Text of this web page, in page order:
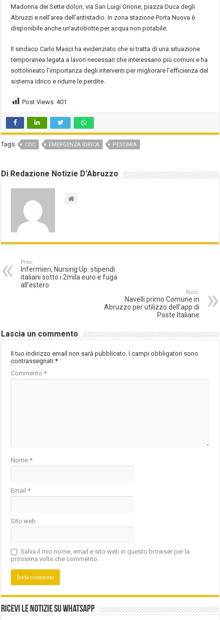
Madonna dei Sette dolori, via San Luigi Orione, piazza Duca degli
Abruzzi e nell’area dell’antistadio. In zona stazione Porta Nuova è
disponibile anche un’autobotte per acqua non potabile.
Il sindaco Carlo Masci ha evidenziato che si tratta di una situazione
temporanea legata a lavori necessari che interessano più comuni e ha
sottolineato l’importanza degli interventi per migliorare l’efficienza del
sistema idrico e ridurre le perdite.
Post Views: 401
Tags COC EMERGENZA IDRICA PESCARA
Di Redazione Notizie D'Abruzzo
Prec.
Infermieri, Nursing Up: stipendi
italiani sotto i 2mila euro e fuga
all’estero
Succ.
Navelli primo Comune in
Abruzzo per utilizzo dell’app di
Poste Italiane
Lascia un commento
Il tuo indirizzo email non sarà pubblicato. I campi obbligatori sono
contrassegnati*
Commento*
Nome*
Email*
Sito web
Salva il mio nome, email e sito web in questo browser per la
prossima volta che commento.
Ricevi le notizie su Whatsapp